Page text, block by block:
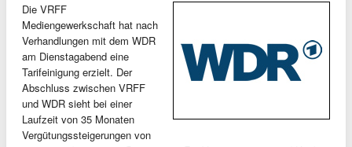
Die VRFF
Mediengewerkschaft hat nach
Verhandlungen mit dem WDR
am Dienstagabend eine
Tarifeinigung erzielt. Der
Abschluss zwischen VRFF
und WDR sieht bei einer
Laufzeit von 35 Monaten
Vergütungssteigerungen von